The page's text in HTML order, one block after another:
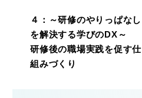
４：～研修のやりっぱなし
を解決する学びのDX～
研修後の職場実践を促す仕
組みづくり